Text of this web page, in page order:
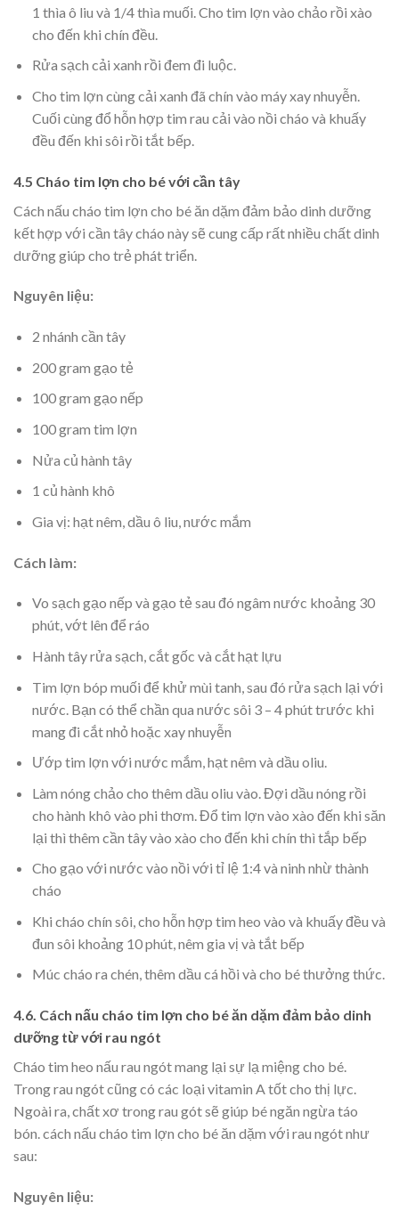
1 thìa ô liu và 1/4 thìa muối. Cho tim lợn vào chảo rồi xào
cho đến khi chín đều.
Rửa sạch cải xanh rồi đem đi luộc.
Cho tim lợn cùng cải xanh đã chín vào máy xay nhuyễn.
Cuối cùng đổ hỗn hợp tim rau cải vào nồi cháo và khuấy
đều đến khi sôi rồi tắt bếp.
4.5 Cháo tim lợn cho bé với cần tây
Cách nấu cháo tim lợn cho bé ăn dặm đảm bảo dinh dưỡng
kết hợp với cần tây cháo này sẽ cung cấp rất nhiều chất dinh
dưỡng giúp cho trẻ phát triển.
Nguyên liệu:
2 nhánh cần tây
200 gram gạo tẻ
100 gram gạo nếp
100 gram tim lợn
Nửa củ hành tây
1 củ hành khô
Gia vị: hạt nêm, dầu ô liu, nước mắm
Cách làm:
Vo sạch gạo nếp và gạo tẻ sau đó ngâm nước khoảng 30
phút, vớt lên để ráo
Hành tây rửa sạch, cắt gốc và cắt hạt lựu
Tim lợn bóp muối để khử mùi tanh, sau đó rửa sạch lại với
nước. Bạn có thể chần qua nước sôi 3 – 4 phút trước khi
mang đi cắt nhỏ hoặc xay nhuyễn
Ướp tim lợn với nước mắm, hạt nêm và dầu oliu.
Làm nóng chảo cho thêm dầu oliu vào. Đợi dầu nóng rồi
cho hành khô vào phi thơm. Đổ tim lợn vào xào đến khi săn
lại thì thêm cần tây vào xào cho đến khi chín thì tắp bếp
Cho gạo với nước vào nồi với tỉ lệ 1:4 và ninh nhừ thành
cháo
Khi cháo chín sôi, cho hỗn hợp tim heo vào và khuấy đều và
đun sôi khoảng 10 phút, nêm gia vị và tắt bếp
Múc cháo ra chén, thêm dầu cá hồi và cho bé thưởng thức.
4.6. Cách nấu cháo tim lợn cho bé ăn dặm đảm bảo dinh
dưỡng từ với rau ngót
Cháo tim heo nấu rau ngót mang lại sự lạ miệng cho bé.
Trong rau ngót cũng có các loại vitamin A tốt cho thị lực.
Ngoài ra, chất xơ trong rau gót sẽ giúp bé ngăn ngừa táo
bón. cách nấu cháo tim lợn cho bé ăn dặm với rau ngót như
sau:
Nguyên liệu: